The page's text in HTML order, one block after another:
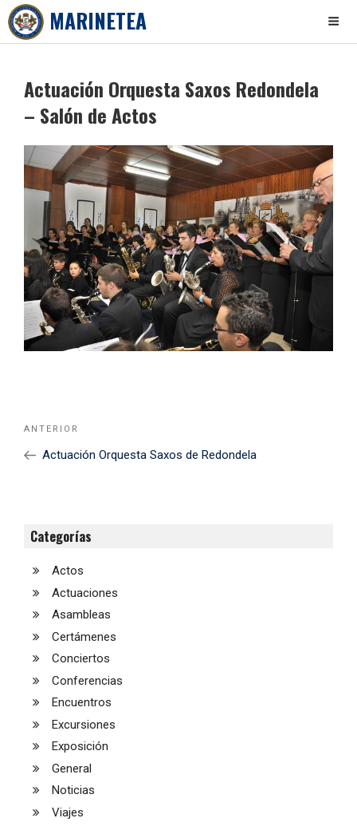
content
MARINETEA
Actuación Orquesta Saxos Redondela
– Salón de Actos
Navegación
entradas
Noticia
Anterior
ANTERIOR
Actuación Orquesta Saxos de Redondela
Categorías
Actos
Actuaciones
Asambleas
Certámenes
Conciertos
Conferencias
Encuentros
Excursiones
Exposición
General
Noticias
Viajes